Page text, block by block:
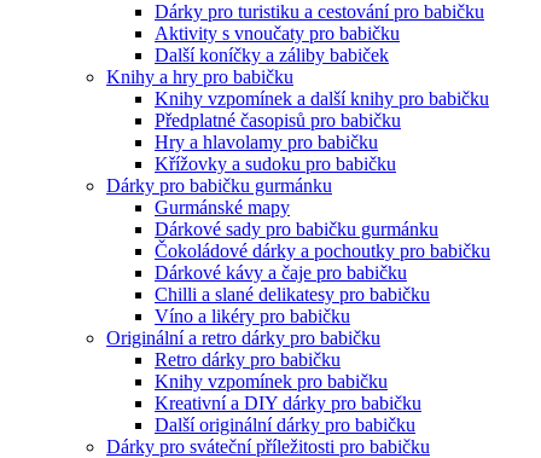
Dárky pro turistiku a cestování pro babičku
Aktivity s vnoučaty pro babičku
Další koníčky a záliby babiček
Knihy a hry pro babičku
Knihy vzpomínek a další knihy pro babičku
Předplatné časopisů pro babičku
Hry a hlavolamy pro babičku
Křížovky a sudoku pro babičku
Dárky pro babičku gurmánku
Gurmánské mapy
Dárkové sady pro babičku gurmánku
Čokoládové dárky a pochoutky pro babičku
Dárkové kávy a čaje pro babičku
Chilli a slané delikatesy pro babičku
Víno a likéry pro babičku
Originální a retro dárky pro babičku
Retro dárky pro babičku
Knihy vzpomínek pro babičku
Kreativní a DIY dárky pro babičku
Další originální dárky pro babičku
Dárky pro sváteční příležitosti pro babičku